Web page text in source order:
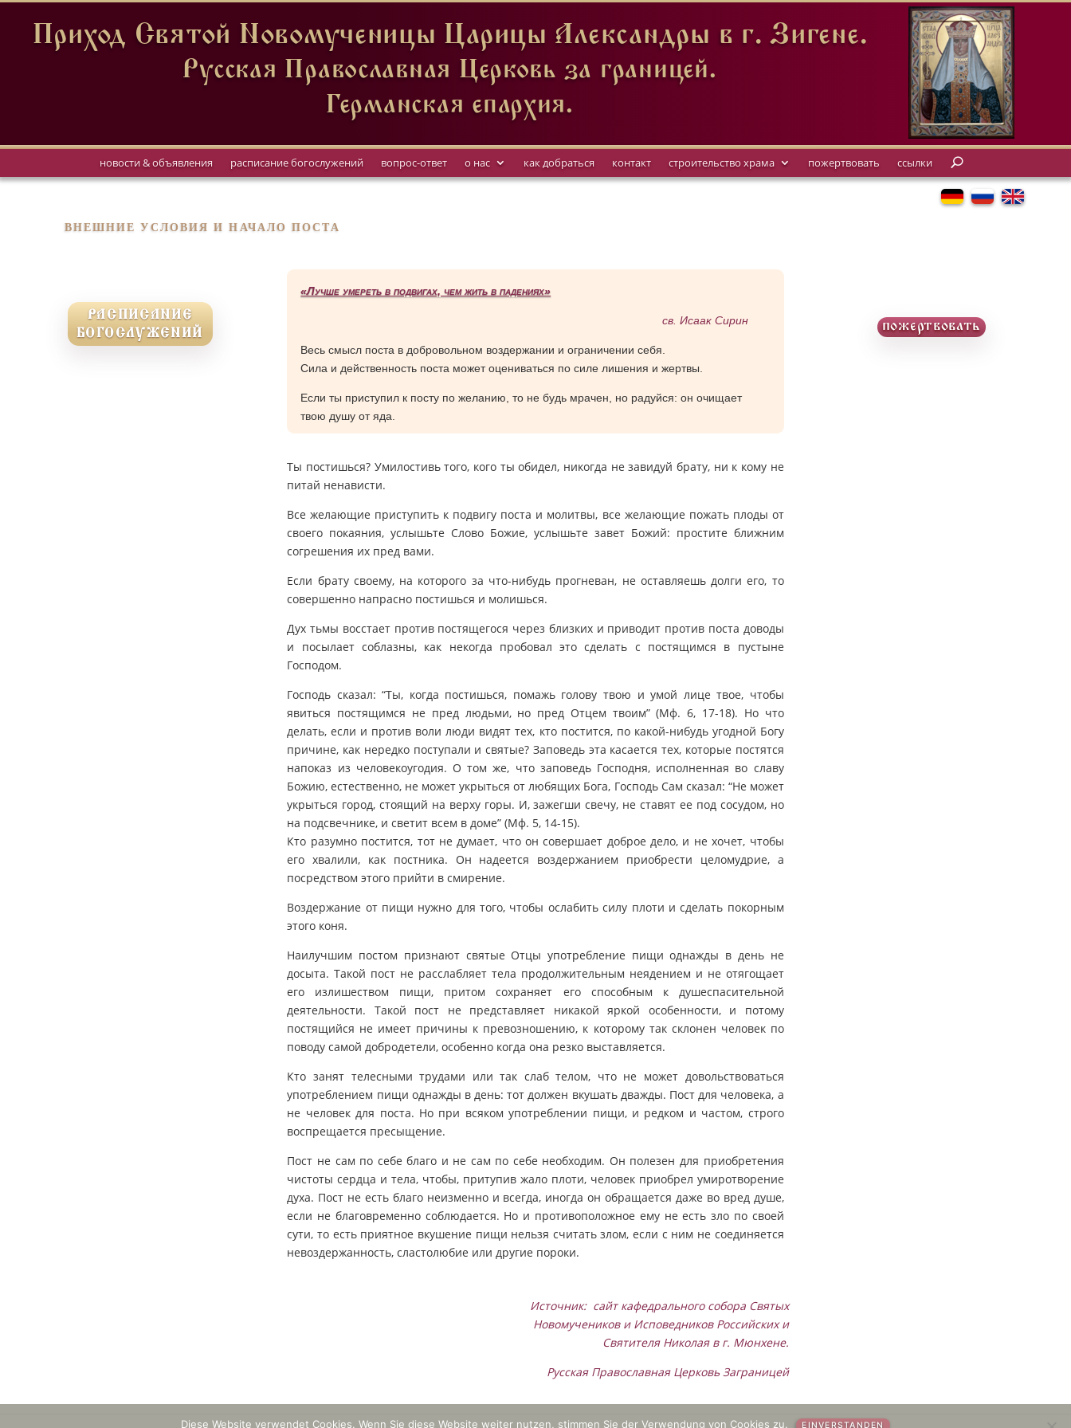
Приход Святой Новомученицы Царицы Александры в г. Зигене.
Русская Православная Церковь за границей.
Германская епархия.
новости & объявления расписание богослужений вопрос-ответ о нас как добраться контакт строительство храма пожертвовать ссылки
ВНЕШНИЕ УСЛОВИЯ И НАЧАЛО ПОСТА
РАСПИСАНИЕ
БОГОСЛУЖЕНИЙ
«Лучше умереть в подвигах, чем жить в падениях»
св. Исаак Сирин
Весь смысл поста в добровольном воздержании и ограничении себя.
Сила и действенность поста может оцениваться по силе лишения и жертвы.
Если ты приступил к посту по желанию, то не будь мрачен, но радуйся: он очищает
твою душу от яда.
Ты постишься? Умилостивь того, кого ты обидел, никогда не завидуй брату, ни к кому не
питай ненависти.
Все желающие приступить к подвигу поста и молитвы, все желающие пожать плоды от
своего покаяния, услышьте Слово Божие, услышьте завет Божий: простите ближним
согрешения их пред вами.
Если брату своему, на которого за что-нибудь прогневан, не оставляешь долги его, то
совершенно напрасно постишься и молишься.
Дух тьмы восстает против постящегося через близких и приводит против поста доводы
и посылает соблазны, как некогда пробовал это сделать с постящимся в пустыне
Господом.
Господь сказал: “Ты, когда постишься, помажь голову твою и умой лице твое, чтобы
явиться постящимся не пред людьми, но пред Отцем твоим” (Мф. 6, 17-18). Но что
делать, если и против воли люди видят тех, кто постится, по какой-нибудь угодной Богу
причине, как нередко поступали и святые? Заповедь эта касается тех, которые постятся
напоказ из человекоугодия. О том же, что заповедь Господня, исполненная во славу
Божию, естественно, не может укрыться от любящих Бога, Господь Сам сказал: “Не может
укрыться город, стоящий на верху горы. И, зажегши свечу, не ставят ее под сосудом, но
на подсвечнике, и светит всем в доме” (Мф. 5, 14-15).
Кто разумно постится, тот не думает, что он совершает доброе дело, и не хочет, чтобы
его хвалили, как постника. Он надеется воздержанием приобрести целомудрие, а
посредством этого прийти в смирение.
Воздержание от пищи нужно для того, чтобы ослабить силу плоти и сделать покорным
этого коня.
Наилучшим постом признают святые Отцы употребление пищи однажды в день не
досыта. Такой пост не расслабляет тела продолжительным неядением и не отягощает
его излишеством пищи, притом сохраняет его способным к душеспасительной
деятельности. Такой пост не представляет никакой яркой особенности, и потому
постящийся не имеет причины к превозношению, к которому так склонен человек по
поводу самой добродетели, особенно когда она резко выставляется.
Кто занят телесными трудами или так слаб телом, что не может довольствоваться
употреблением пищи однажды в день: тот должен вкушать дважды. Пост для человека, а
не человек для поста. Но при всяком употреблении пищи, и редком и частом, строго
воспрещается пресыщение.
Пост не сам по себе благо и не сам по себе необходим. Он полезен для приобретения
чистоты сердца и тела, чтобы, притупив жало плоти, человек приобрел умиротворение
духа. Пост не есть благо неизменно и всегда, иногда он обращается даже во вред душе,
если не благовременно соблюдается. Но и противоположное ему не есть зло по своей
сути, то есть приятное вкушение пищи нельзя считать злом, если с ним не соединяется
невоздержанность, сластолюбие или другие пороки.
Источник: сайт кафедрального собора Святых
Новомучеников и Исповедников Российских и
Святителя Николая в г. Мюнхене.
Русская Православная Церковь Заграницей
пожертвовать
Diese Website verwendet Cookies. Wenn Sie diese Website weiter nutzen, stimmen Sie der Verwendung von Cookies zu. EINVERSTANDEN